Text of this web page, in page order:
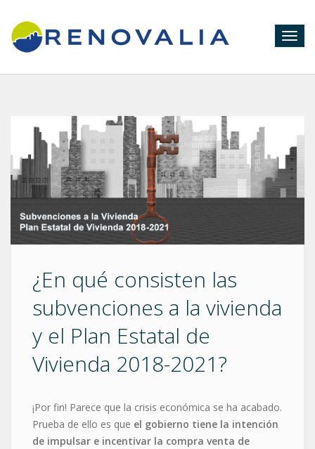
¿En qué consisten las
subvenciones a la vivienda
y el Plan Estatal de
Vivienda 2018-2021?
¡Por fin! Parece que la crisis económica se ha acabado.
Prueba de ello es que el gobierno tiene la intención
de impulsar e incentivar la compra venta de